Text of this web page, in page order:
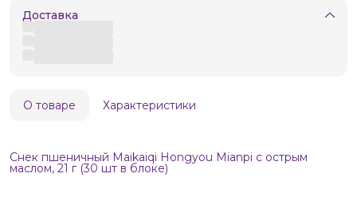
Доставка
О товаре Характеристики
Снек пшеничный Maikaiqi Hongyou Mianpi с острым
маслом, 21 г (30 шт в блоке)